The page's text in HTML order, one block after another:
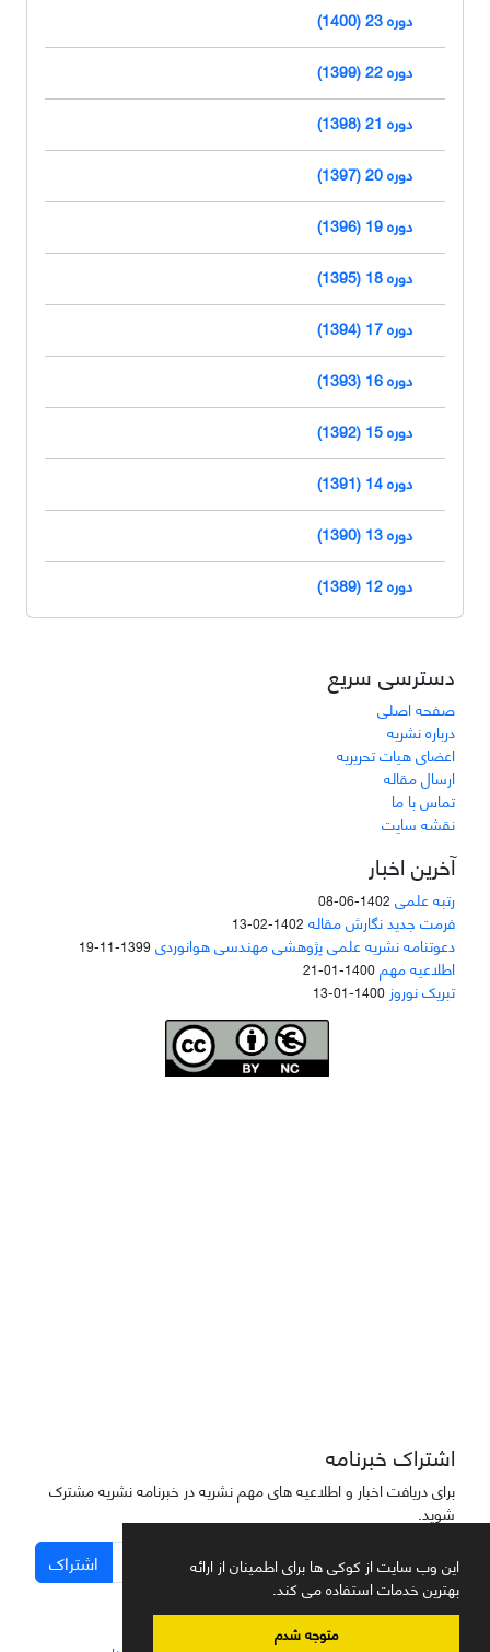
این وب سایت از کوکی ها برای اطمینان از ارائه
بهترین خدمات استفاده می کند.
متوجه شدم
دوره 23 (1400)
دوره 22 (1399)
دوره 21 (1398)
دوره 20 (1397)
دوره 19 (1396)
دوره 18 (1395)
دوره 17 (1394)
دوره 16 (1393)
دوره 15 (1392)
دوره 14 (1391)
دوره 13 (1390)
دوره 12 (1389)
دسترسی سریع
صفحه اصلی
درباره نشریه
اعضای هیات تحریریه
ارسال مقاله
تماس با ما
نقشه سایت
آخرین اخبار
رتبه علمی 1402-06-08
فرمت جدید نگارش مقاله 1402-02-13
دعوتنامه نشریه علمی پژوهشی مهندسی هوانوردی1399-11-19
اطلاعیه مهم1400-01-21
تبریک نوروز 1400-01-13
اشتراک خبرنامه
برای دریافت اخبار و اطلاعیه های مهم نشریه در خبرنامه نشریه مشترک
شوید.
اشتراک